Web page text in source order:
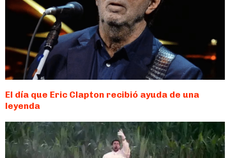
El día que Eric Clapton recibió ayuda de una
leyenda